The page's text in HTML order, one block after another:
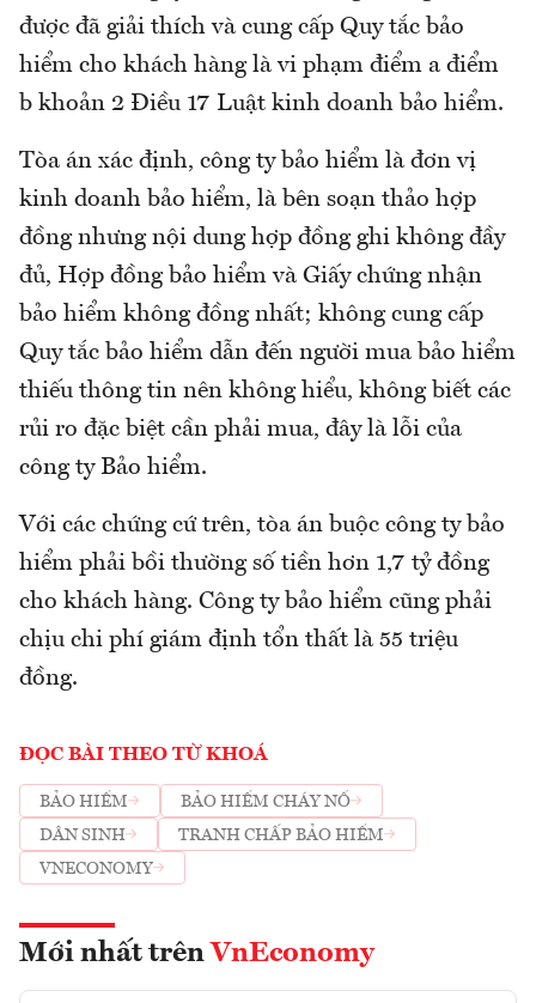
được đã giải thích và cung cấp Quy tắc bảo
hiểm cho khách hàng là vi phạm điểm a điểm
b khoản 2 Điều 17 Luật kinh doanh bảo hiểm.
Tòa án xác định, công ty bảo hiểm là đơn vị
kinh doanh bảo hiểm, là bên soạn thảo hợp
đồng nhưng nội dung hợp đồng ghi không đầy
đủ, Hợp đồng bảo hiểm và Giấy chứng nhận
bảo hiểm không đồng nhất; không cung cấp
Quy tắc bảo hiểm dẫn đến người mua bảo hiểm
thiếu thông tin nên không hiểu, không biết các
rủi ro đặc biệt cần phải mua, đây là lỗi của
công ty Bảo hiểm.
Với các chứng cứ trên, tòa án buộc công ty bảo
hiểm phải bồi thường số tiền hơn 1,7 tỷ đồng
cho khách hàng. Công ty bảo hiểm cũng phải
chịu chi phí giám định tổn thất là 55 triệu
đồng.
ĐỌC BÀI THEO TỪ KHOÁ
BẢO HIỂM
BẢO HIỂM CHÁY NỔ
DÂN SINH
TRANH CHẤP BẢO HIỂM
VNECONOMY
Mới nhất trên VnEconomy